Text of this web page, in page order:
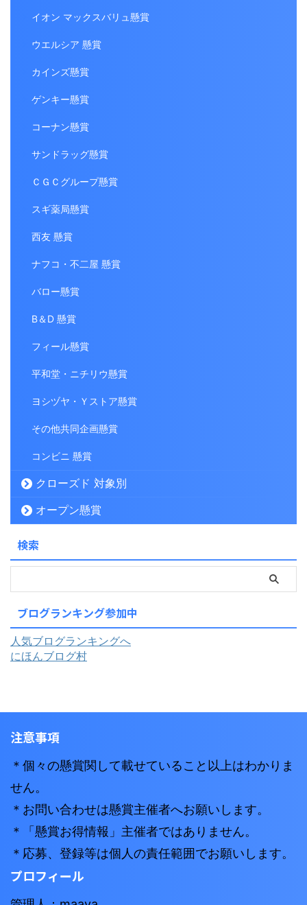
イオン マックスバリュ懸賞
ウエルシア 懸賞
カインズ懸賞
ゲンキー懸賞
コーナン懸賞
サンドラッグ懸賞
ＣＧＣグループ懸賞
スギ薬局懸賞
西友 懸賞
ナフコ・不二屋 懸賞
バロー懸賞
B＆D 懸賞
フィール懸賞
平和堂・ニチリウ懸賞
ヨシヅヤ・Ｙストア懸賞
その他共同企画懸賞
コンビニ 懸賞
クローズド 対象別
オープン懸賞
検索
ブログランキング参加中
人気ブログランキングへ
にほんブログ村
注意事項
＊個々の懸賞関して載せていること以上はわかりま
せん。
＊お問い合わせは懸賞主催者へお願いします。
＊「懸賞お得情報」主催者ではありません。
＊応募、登録等は個人の責任範囲でお願いします。
プロフィール